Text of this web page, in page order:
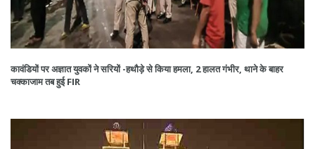
कावंडियों पर अज्ञात युवकों ने सरियों -हथौड़े से किया हमला, 2 हालत गंभीर, थाने के बाहर
चक्काजाम तब हुई FIR